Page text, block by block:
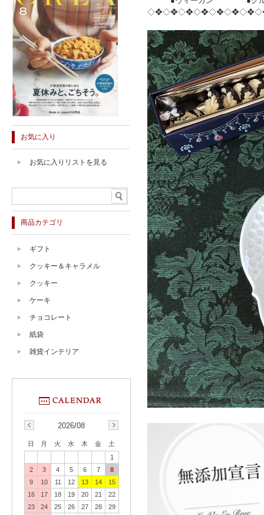
お気に入り
お気に入りリストを見る
商品カテゴリ
ギフト
クッキー＆キャラメル
クッキー
ケーキ
チョコレート
紙袋
雑貨インテリア
2026/08
日 月 火 水 木 金
土
1
2
3 4 5 6 7
8
9
10 11 12 13 14
15
16
17 18 19 20 21
22
23
24 25 26 27 28
29